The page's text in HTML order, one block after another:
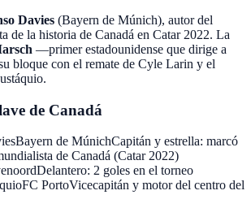
Davies (Bayern de Múnich), autor del
de la historia de Canadá en Catar 2022. La
—primer estadounidense que dirige a
bloque con el remate de Cyle Larin y el
de Canadá
Bayern de MúnichCapitán y estrella: marcó
de Canadá (Catar 2022)
Delantero: 2 goles en el torneo
FC PortoVicecapitán y motor del centro del